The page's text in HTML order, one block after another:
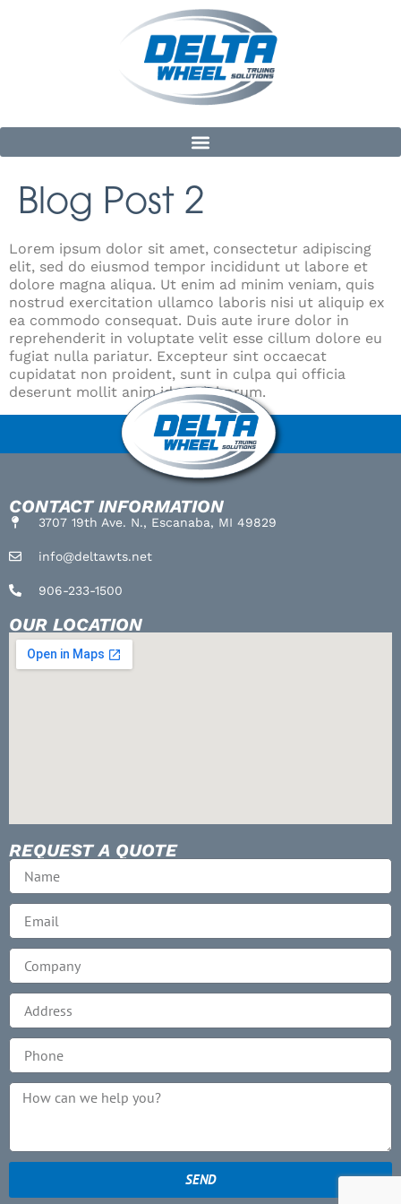
Blog Post 2
Lorem ipsum dolor sit amet, consectetur adipiscing
elit, sed do eiusmod tempor incididunt ut labore et
dolore magna aliqua. Ut enim ad minim veniam, quis
nostrud exercitation ullamco laboris nisi ut aliquip ex
ea commodo consequat. Duis aute irure dolor in
reprehenderit in voluptate velit esse cillum dolore eu
fugiat nulla pariatur. Excepteur sint occaecat
cupidatat non proident, sunt in culpa qui officia
deserunt mollit anim id est laborum.
CONTACT INFORMATION
3707 19th Ave. N., Escanaba, MI 49829
info@deltawts.net
906-233-1500
OUR LOCATION
REQUEST A QUOTE
SEND